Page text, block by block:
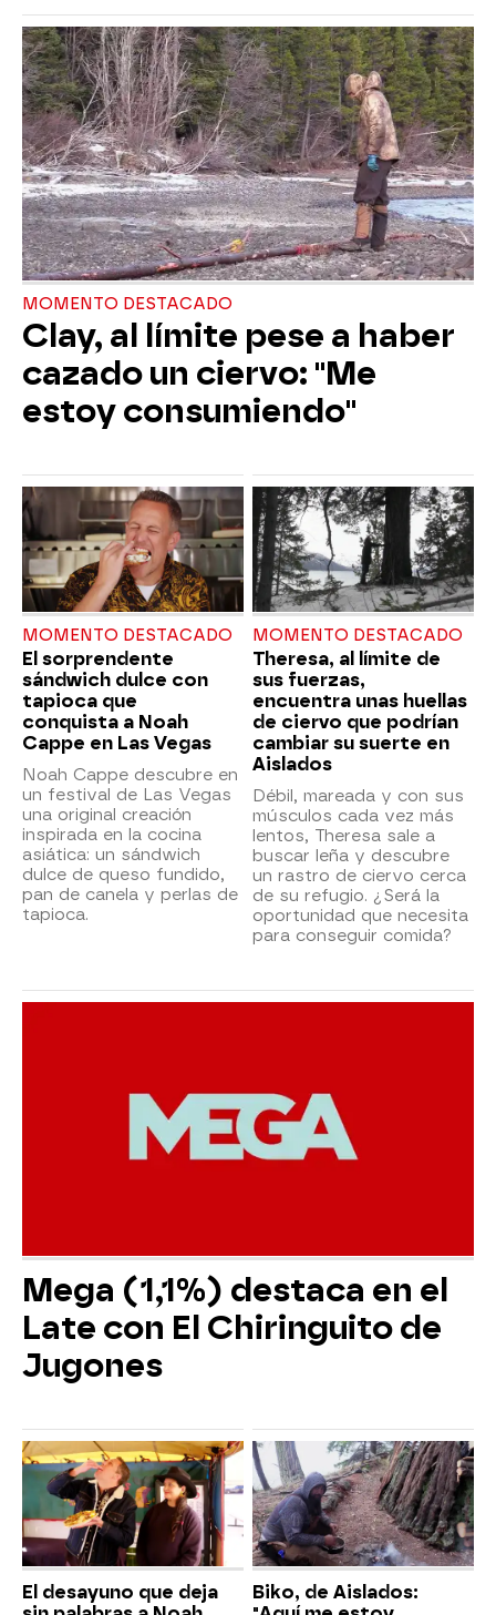
MOMENTO DESTACADO
Clay, al límite pese a haber
cazado un ciervo: "Me
estoy consumiendo"
MOMENTO DESTACADO
El sorprendente
sándwich dulce con
tapioca que
conquista a Noah
Cappe en Las Vegas
Noah Cappe descubre en
un festival de Las Vegas
una original creación
inspirada en la cocina
asiática: un sándwich
dulce de queso fundido,
pan de canela y perlas de
tapioca.
MOMENTO DESTACADO
Theresa, al límite de
sus fuerzas,
encuentra unas huellas
de ciervo que podrían
cambiar su suerte en
Aislados
Débil, mareada y con sus
músculos cada vez más
lentos, Theresa sale a
buscar leña y descubre
un rastro de ciervo cerca
de su refugio. ¿Será la
oportunidad que necesita
para conseguir comida?
Mega (1,1%) destaca en el
Late con El Chiringuito de
Jugones
El desayuno que deja
Biko, de Aislados: